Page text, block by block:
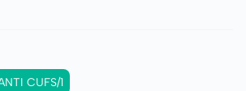
CUFS/1